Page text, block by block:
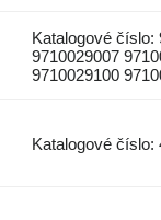
Katalogové číslo:
9710029007
9710029100
Katalogové číslo: